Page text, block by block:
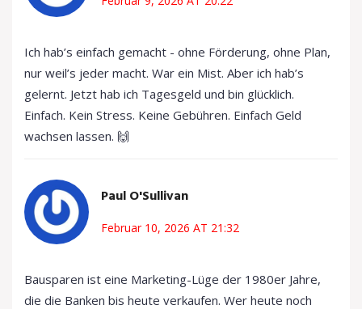
Ich hab’s einfach gemacht - ohne Förderung, ohne Plan,
nur weil’s jeder macht. War ein Mist. Aber ich hab’s
gelernt. Jetzt hab ich Tagesgeld und bin glücklich.
Einfach. Kein Stress. Keine Gebühren. Einfach Geld
wachsen lassen. 🙌
Paul O'Sullivan
Februar 10, 2026 AT 21:32
Bausparen ist eine Marketing-Lüge der 1980er Jahre,
die die Banken bis heute verkaufen. Wer heute noch